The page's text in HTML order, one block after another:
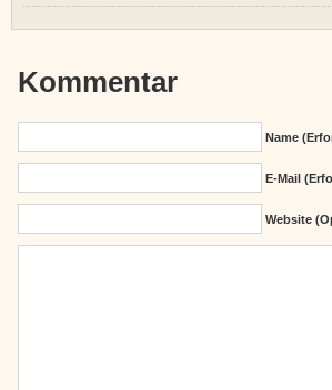
Kommentar
Name
E-Mail
Website